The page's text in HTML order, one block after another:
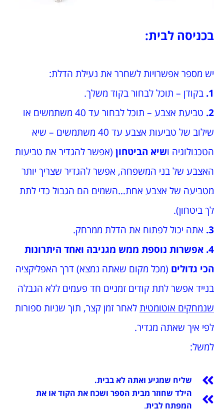
בכניסה לבית:
יש מספר אפשרויות לשחרר את נעילת הדלת:
1. בקודן – תוכל לבחור בקוד משלך.
2.
טביעת אצבע – תוכל לבחור עד 40 משתמשים או
שילוב של טביעות אצבע עד 40 משתמשים – שיא
הטכנולוגיה ושיא הביטחון (אפשר להגדיר את טביעות
האצבע של בני המשפחה, אפשר להגדיר שצריך יותר
מטביעה של אצבע אחת…השמים הם הגבול כדי לתת
לך ביטחון).
3. אתה יכול לפתוח את הדלת ממרחק.
4. אפשרות נוספת ממש מגניבה ואחד היתרונות
הכי גדולים (מכל מקום שאתה נמצא) דרך האפליקציה
בנייד אפשר לתת קודים זמניים חד פעמים ללא הגבלה
שנמחקים אוטומטית לאחר זמן קצר, תוך שניות ספורות
לפי איך שאתה מגדיר.
למשל:
שליח שמגיע ואתה לא בבית.
הילד שחוזר מבית הספר ושכח את הקוד או את
המפתח לבית.